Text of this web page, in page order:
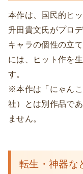
本作は、国民的ヒ
升田貴文氏がプロ
キャラの個性の立
には、ヒット作を
す。
※本作は「にゃん
社）とは別作品で
ません。
転生・神器な